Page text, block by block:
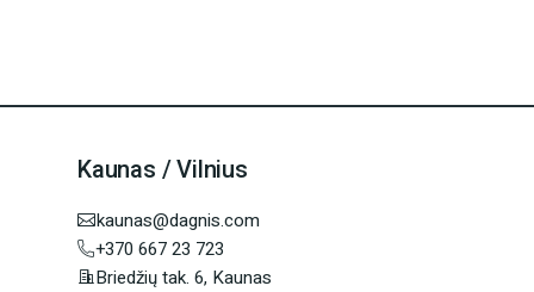
Kaunas / Vilnius
kaunas@dagnis.com
+370 667 23 723
Briedžių tak. 6, Kaunas